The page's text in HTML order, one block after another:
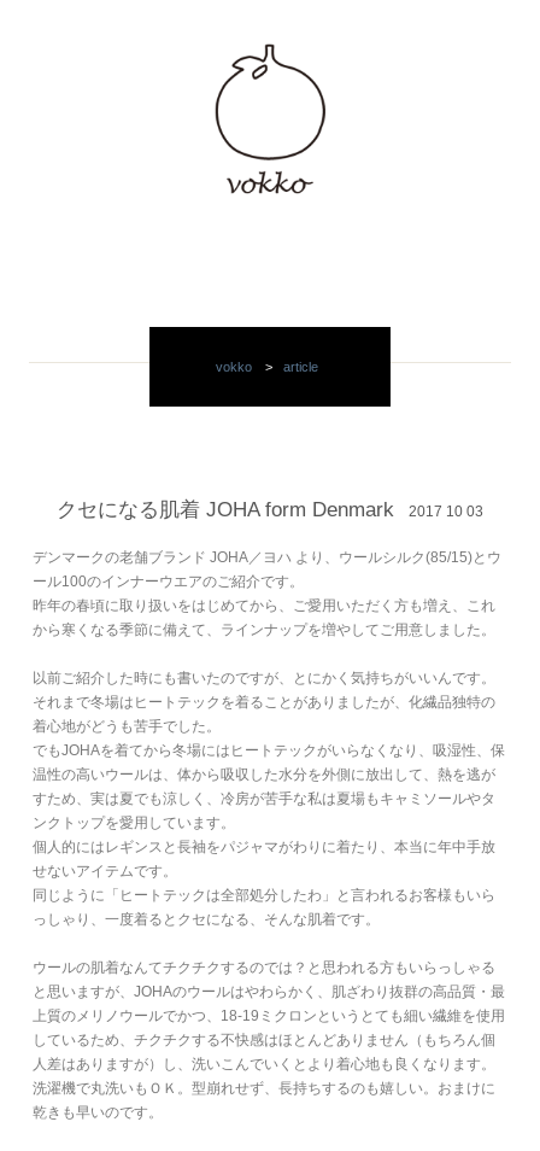
vokko > article
クセになる肌着 JOHA form Denmark 2017 10 03
デンマークの老舗ブランド JOHA／ヨハ より、ウールシルク(85/15)とウ
ール100のインナーウエアのご紹介です。
昨年の春頃に取り扱いをはじめてから、ご愛用いただく方も増え、これ
から寒くなる季節に備えて、ラインナップを増やしてご用意しました。
以前ご紹介した時にも書いたのですが、とにかく気持ちがいいんです。
それまで冬場はヒートテックを着ることがありましたが、化繊品独特の
着心地がどうも苦手でした。
でもJOHAを着てから冬場にはヒートテックがいらなくなり、吸湿性、保
温性の高いウールは、体から吸収した水分を外側に放出して、熱を逃が
すため、実は夏でも涼しく、冷房が苦手な私は夏場もキャミソールやタ
ンクトップを愛用しています。
個人的にはレギンスと長袖をパジャマがわりに着たり、本当に年中手放
せないアイテムです。
同じように「ヒートテックは全部処分したわ」と言われるお客様もいら
っしゃり、一度着るとクセになる、そんな肌着です。
ウールの肌着なんてチクチクするのでは？と思われる方もいらっしゃる
と思いますが、JOHAのウールはやわらかく、肌ざわり抜群の高品質・最
上質のメリノウールでかつ、18-19ミクロンというとても細い繊維を使用
しているため、チクチクする不快感はほとんどありません（もちろん個
人差はありますが）し、洗いこんでいくとより着心地も良くなります。
洗濯機で丸洗いもＯＫ。型崩れせず、長持ちするのも嬉しい。おまけに
乾きも早いのです。